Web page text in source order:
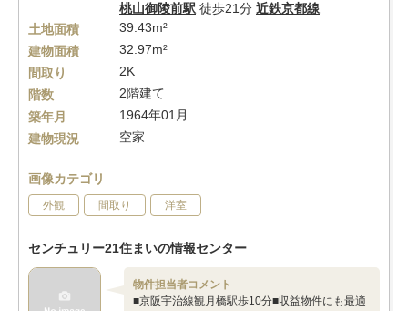
桃山御陵前駅 徒歩21分 近鉄京都線
土地面積
39.43m²
建物面積
32.97m²
間取り
2K
階数
2階建て
築年月
1964年01月
建物現況
空家
画像カテゴリ
外観 間取り 洋室
センチュリー21住まいの情報センター
物件担当者コメント
■京阪宇治線観月橋駅歩10分■収益物件にも最適